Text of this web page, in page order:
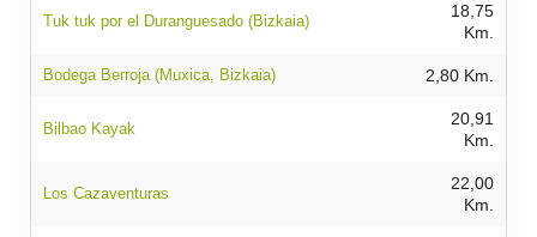
Tuk tuk por el Duranguesado (Bizkaia)
18,75
Km.
Bodega Berroja (Muxica, Bizkaia) 2,80 Km.
Bilbao Kayak
20,91
Km.
Los Cazaventuras
22,00
Km.